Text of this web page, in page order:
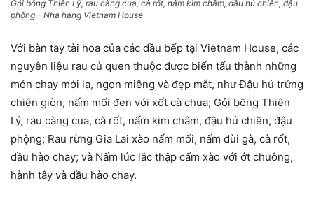
Gỏi bông Thiên Lý, rau càng cua, cà rốt, nấm kim châm, đậu hủ chiên, đậu
phộng – Nhà hàng Vietnam House
Với bàn tay tài hoa của các đầu bếp tại Vietnam House, các
nguyên liệu rau củ quen thuộc được biến tấu thành những
món chay mới lạ, ngon miệng và đẹp mắt, như Đậu hủ trứng
chiên giòn, nấm mối đen với xốt cà chua; Gỏi bông Thiên
Lý, rau càng cua, cà rốt, nấm kim châm, đậu hủ chiên, đậu
phộng; Rau rừng Gia Lai xào nấm mối, nấm đùi gà, cà rốt,
dầu hào chay; và Nấm lúc lắc thập cẩm xào với ớt chuông,
hành tây và dầu hào chay.